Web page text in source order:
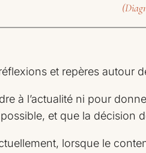
et repères autour
à l’actualité ni pour
et que la décision
lorsque le